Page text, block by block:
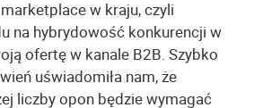
w kraju, czyli
na hybrydowość konkurencji w
ofertę w kanale B2B. Szybko
uświadomiła nam, że
liczby opon będzie wymagać